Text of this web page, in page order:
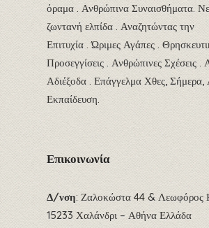
όραμα . Ανθρώπινα Συναισθήματα.
ζωντανή ελπίδα . Αναζητώντας την
Επιτυχία . Ώριμες Αγάπες .
Προσεγγίσεις . Ανθρώπινες Σχέσεις .
Αδιέξοδα . Επάγγελμα Χθες, Σήμερα,
Εκπαίδευση.
Επικοινωνία
Δ/νση: Ζαλοκώστα 44 & Λεωφόρος
15233 Χαλάνδρι – Αθήνα Ελλάδα